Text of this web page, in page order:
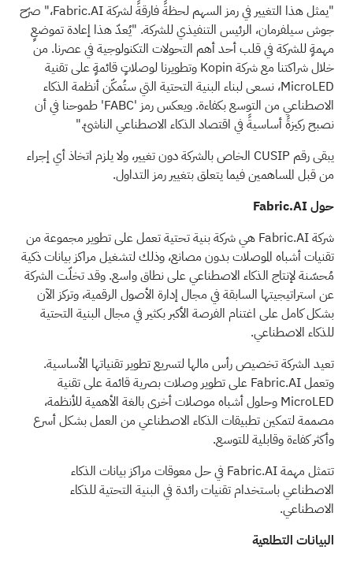
"يمثل هذا التغيير في رمز السهم لحظةً فارقةً لشركة Fabric.AI،" صرّح
جوش سيلفرمان، الرئيس التنفيذي للشركة. "يُعدّ هذا إعادة تموضعٍ
مهمةٍ للشركة في قلب أحد أهم التحولات التكنولوجية في عصرنا. من
خلال شراكتنا مع شركة Kopin وتطويرنا لوصلاتٍ قائمةٍ على تقنية
MicroLED، نسعى لبناء البنية التحتية التي ستُمكّن أنظمة الذكاء
الاصطناعي من التوسع بكفاءة. ويعكس رمز 'FABC' طموحنا في أن
نصبح ركيزةً أساسيةً في اقتصاد الذكاء الاصطناعي الناشئ."
يبقى رقم CUSIP الخاص بالشركة دون تغيير، ولا يلزم اتخاذ أي إجراء
من قبل المساهمين فيما يتعلق بتغيير رمز التداول.
حول Fabric.AI
شركةFabric.AI هي شركة بنية تحتية تعمل على تطوير مجموعة من
تقنيات أشباه الموصلات بدون مصانع، وذلك لتشغيل مراكز بيانات ذكية
مُحسّنة لإنتاج الذكاء الاصطناعي على نطاق واسع. وقد تخلّت الشركة
عن استراتيجيتها السابقة في مجال إدارة الأصول الرقمية، وتركز الآن
بشكل كامل على اغتنام الفرصة الأكبر بكثير في مجال البنية التحتية
للذكاء الاصطناعي.
تعيد الشركة تخصيص رأس مالها لتسريع تطوير تقنياتها الأساسية.
وتعمل Fabric.AI على تطوير وصلات بصرية قائمة على تقنية
MicroLED وحلول أشباه موصلات أخرى بالغة الأهمية للأنظمة،
مصممة لتمكين تطبيقات الذكاء الاصطناعي من العمل بشكل أسرع
وأكثر كفاءة وقابلية للتوسع.
تتمثل مهمة Fabric.AI في حل معوقات مراكز بيانات الذكاء
الاصطناعي باستخدام تقنيات رائدة في البنية التحتية للذكاء
الاصطناعي.
البيانات التطلعية